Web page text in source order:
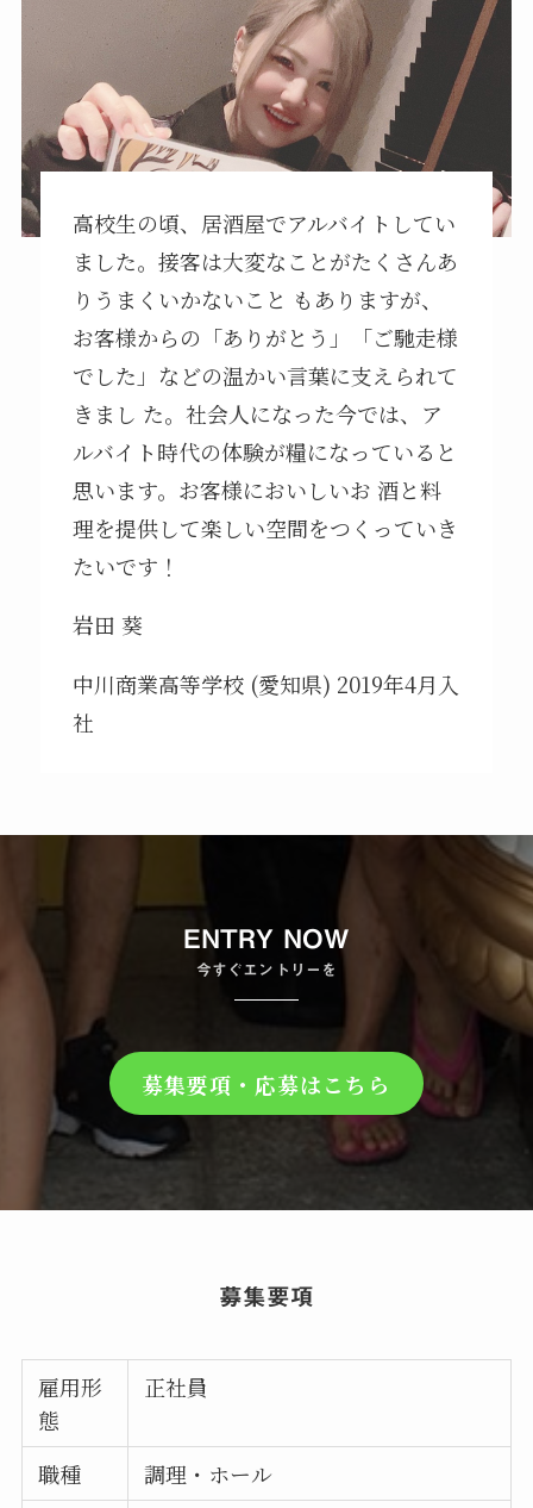
高校生の頃、居酒屋でアルバイトしてい
ました。接客は大変なことがたくさんあ
りうまくいかないこと もありますが、
お客様からの「ありがとう」「ご馳走様
でした」などの温かい言葉に支えられて
きまし た。社会人になった今では、ア
ルバイト時代の体験が糧になっていると
思います。お客様においしいお 酒と料
理を提供して楽しい空間をつくっていき
たいです！
岩田 葵
中川商業高等学校 (愛知県) 2019年4月入
社
ENTRY NOW
今すぐエントリーを
募集要項・応募はこちら
募集要項
雇用形
態
正社員
職種
調理・ホール